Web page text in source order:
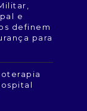
e
definem
para